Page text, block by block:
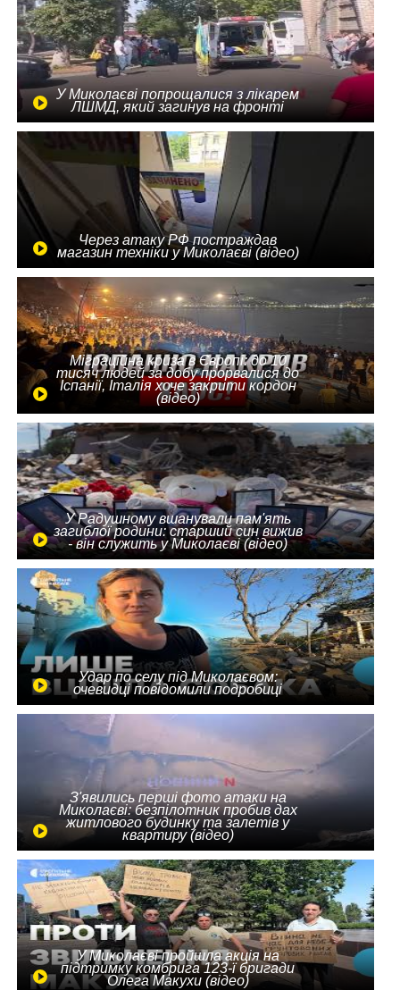
У Миколаєві попрощалися з лікарем
ЛШМД, який загинув на фронті
Через атаку РФ постраждав
магазин техніки у Миколаєві (відео)
Міграційна криза в Європі: до 10
тисяч людей за добу прорвалися до
Іспанії, Італія хоче закрити кордон
(відео)
У Радушному вшанували пам'ять
загиблої родини: старший син вижив
- він служить у Миколаєві (відео)
Удар по селу під Миколаєвом:
очевидці повідомили подробиці
З'явились перші фото атаки на
Миколаєві: безпілотник пробив дах
житлового будинку та залетів у
квартиру (відео)
У Миколаєві пройшла акція на
підтримку комбрига 123-ї бригади
Олега Макухи (відео)